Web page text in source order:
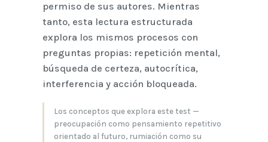
permiso de sus autores. Mientras
tanto, esta lectura estructurada
explora los mismos procesos con
preguntas propias: repetición mental,
búsqueda de certeza, autocrítica,
interferencia y acción bloqueada.
Los conceptos que explora este test —
preocupación como pensamiento repetitivo
orientado al futuro, rumiación como su